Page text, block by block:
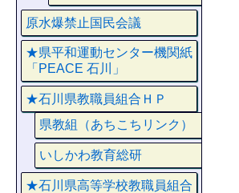
原水爆禁止国民会議
★県平和運動センター機関紙
「PEACE 石川」
★石川県教職員組合ＨＰ
県教組（あちこちリンク）
いしかわ教育総研
★石川県高等学校教職員組合